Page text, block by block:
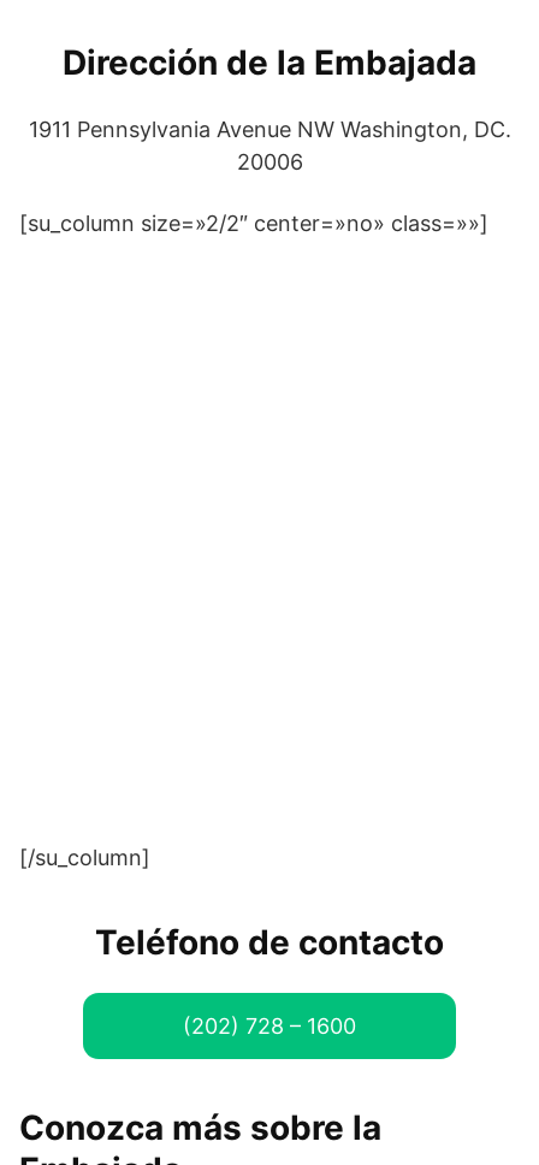
Dirección de la Embajada
1911 Pennsylvania Avenue NW Washington, DC.
20006
[su_column size=»2/2″ center=»no» class=»»]
[/su_column]
Teléfono de contacto
(202) 728 – 1600
Conozca más sobre la